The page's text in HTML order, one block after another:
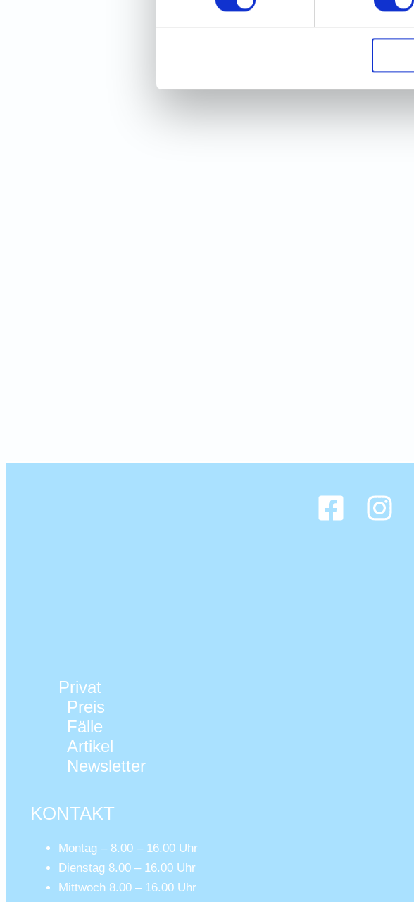
Privat
Preis
Fälle
Artikel
Newsletter
KONTAKT
Montag – 8.00 – 16.00 Uhr
Dienstag 8.00 – 16.00 Uhr
Mittwoch 8.00 – 16.00 Uhr